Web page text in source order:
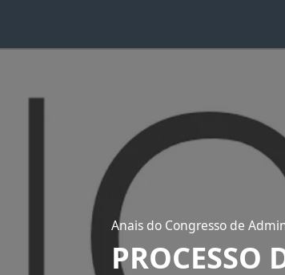
Anais do Congresso de
PROCESSO